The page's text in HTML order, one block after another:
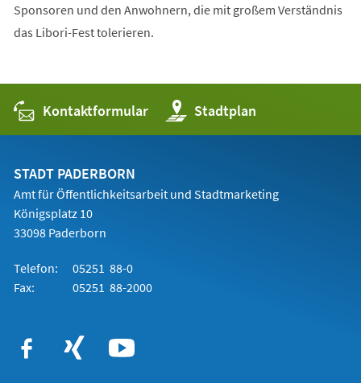
Sponsoren und den Anwohnern, die mit großem Verständnis
das Libori-Fest tolerieren.
Kontaktformular Stadtplan
(Öffnet
in
einem
STADT PADERBORN
Amt für Öffentlichkeitsarbeit und Stadtmarketing
Königsplatz 10
33098 Paderborn
Telefon:
05251 88-0
Fax:
05251 88-2000